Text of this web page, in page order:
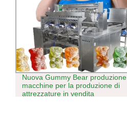
Nuova Gummy Bear produzione
macchine per la produzione di
attrezzature in vendita